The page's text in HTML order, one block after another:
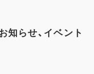
知らせ、イベント